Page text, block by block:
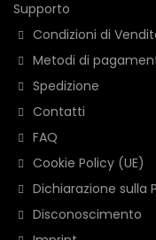
Supporto
Condizioni di
Metodi di
Spedizione
Contatti
FAQ
Cookie Policy (UE)
Dichiarazione sulla
Disconoscimento